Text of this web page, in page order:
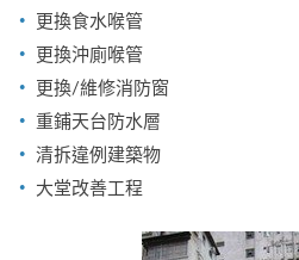
更換食水喉管
更換沖廁喉管
更換/維修消防窗
重鋪天台防水層
清拆違例建築物
大堂改善工程